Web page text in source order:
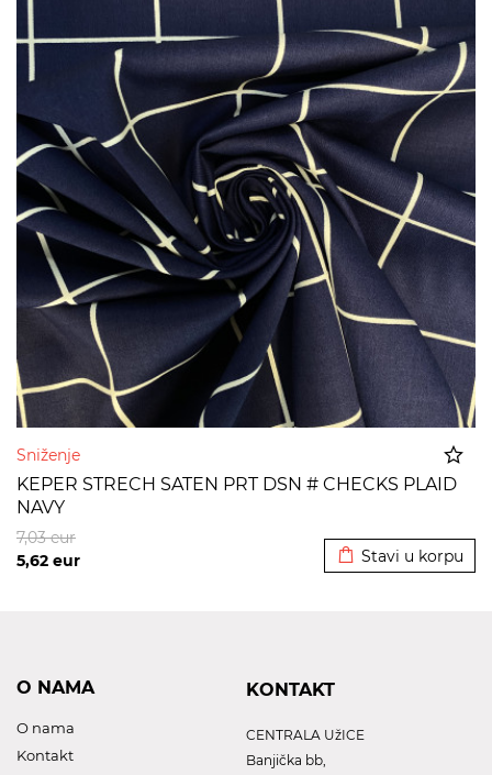
Sniženje
KEPER STRECH SATEN PRT DSN # CHECKS PLAID
NAVY
5,62 eur
7,03eur
Stavi u korpu
O NAMA
O nama
Kontakt
KONTAKT
CENTRALA UžICE
Banjička bb,